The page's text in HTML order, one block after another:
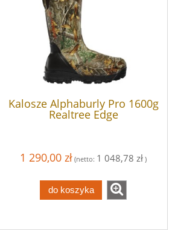
Kalosze Alphaburly Pro 1600g
Realtree Edge
1 290,00 zł (netto: 1 048,78 zł )
do koszyka